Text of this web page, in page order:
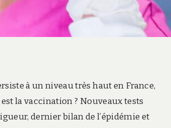
à un niveau très haut en France,
la vaccination ? Nouveaux tests
dernier bilan de l’épidémie et